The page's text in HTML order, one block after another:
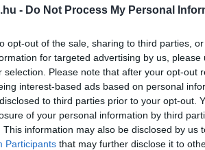
- Do Not Process My Personal
opt-out of the sale, sharing to third parties,
for targeted advertising by us,
selection. Please note that after your opt-out
interest-based ads based on personal
to third parties prior to your opt-out.
of your personal information by third
This information may also be disclosed by us
Participants that may further disclose it to
egyik legfontosabb
magyar zenei élet fontos
buliban találkozhattak a
is híres egri Egal/Más
és Vár Fesztiválon is.
különleges közösséget hozott